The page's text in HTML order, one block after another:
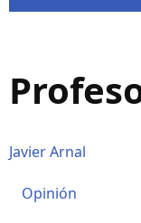
Javier Arnal
Opinión